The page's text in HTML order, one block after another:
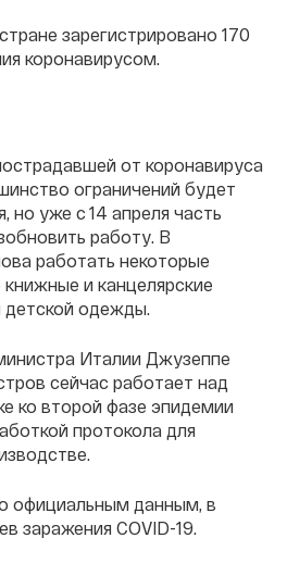
зарегистрировано 170
коронавирусом.
от коронавируса
ограничений будет
но уже с 14 апреля часть
работу. В
работать некоторые
и канцелярские
детской одежды.
Италии Джузеппе
сейчас работает над
ко второй фазе эпидемии
протокола для
официальным данным, в
заражения COVID-19.